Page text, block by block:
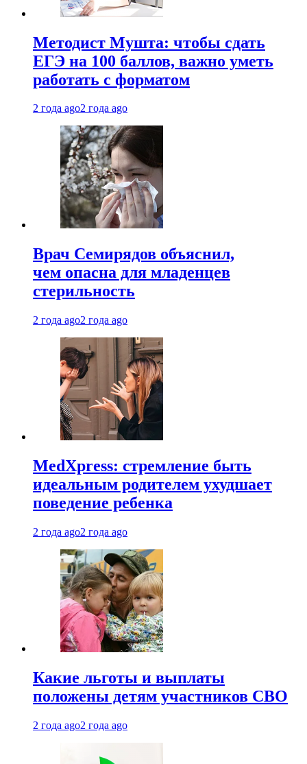
Методист Мушта: чтобы сдать
ЕГЭ на 100 баллов, важно уметь
работать с форматом
2 года ago2 года ago
Врач Семирядов объяснил,
чем опасна для младенцев
стерильность
2 года ago2 года ago
MedXpress: стремление быть
идеальным родителем ухудшает
поведение ребенка
2 года ago2 года ago
Какие льготы и выплаты
положены детям участников СВО
2 года ago2 года ago